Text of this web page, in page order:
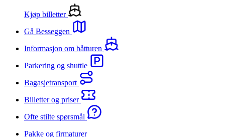
Kjøp billetter
Gå Besseggen
Informasjon om båtturen
Parkering og shuttle
Bagasjetransport
Billetter og priser
Ofte stilte spørsmål
Pakke og firmaturer